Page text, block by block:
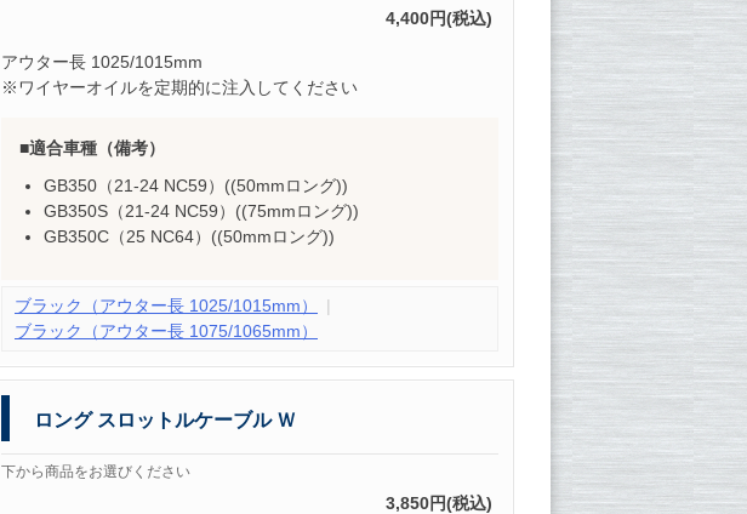
4,400円(税込)
アウター長 1025/1015mm
※ワイヤーオイルを定期的に注入してください
適合車種（備考）
GB350（21-24 NC59）((50mmロング))
GB350S（21-24 NC59）((75mmロング))
GB350C（25 NC64）((50mmロング))
ブラック（アウター長 1025/1015mm）
ブラック（アウター長 1075/1065mm）
ロング スロットルケーブル Ｗ
下から商品をお選びください
3,850円(税込)